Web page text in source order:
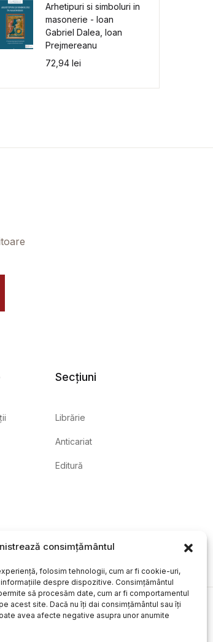
consimțământul
folosim tehnologii, cum ar fi cookie-uri,
despre dispozitive. Consimțământul
să procesăm date, cum ar fi comportamentul
acest site. Dacă nu îți dai consimțământul sau îți
avea afecte negative asupra unor anumite
Arhetipuri si simboluri in
masonerie - Ioan
Gabriel Dalea, Ioan
Prejmereanu
72,94lei
Secțiuni
Librărie
Anticariat
Editură